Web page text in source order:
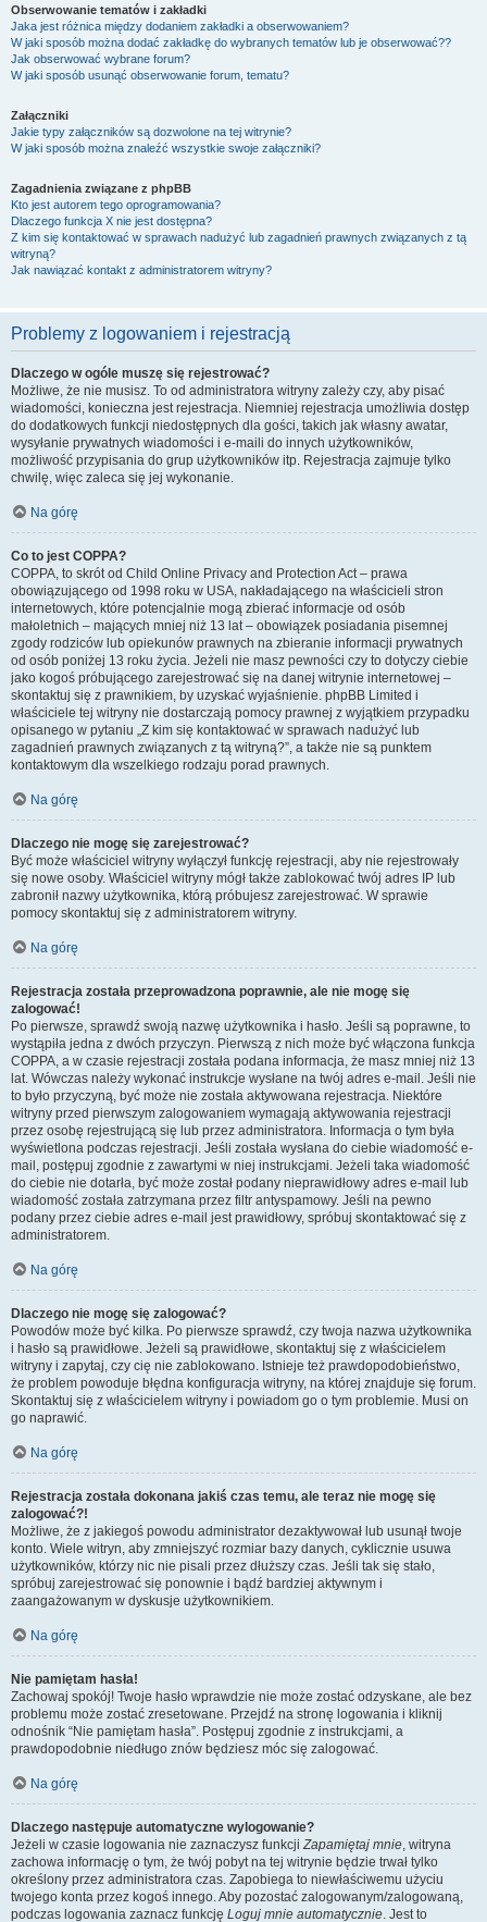
Obserwowanie tematów i zakładki
Jaka jest różnica między dodaniem zakładki a obserwowaniem?
W jaki sposób można dodać zakładkę do wybranych tematów lub je obserwować??
Jak obserwować wybrane forum?
W jaki sposób usunąć obserwowanie forum, tematu?
Załączniki
Jakie typy załączników są dozwolone na tej witrynie?
W jaki sposób można znaleźć wszystkie swoje załączniki?
Zagadnienia związane z phpBB
Kto jest autorem tego oprogramowania?
Dlaczego funkcja X nie jest dostępna?
Z kim się kontaktować w sprawach nadużyć lub zagadnień prawnych związanych z tą
witryną?
Jak nawiązać kontakt z administratorem witryny?
Problemy z logowaniem i rejestracją
Dlaczego w ogóle muszę się rejestrować?
Możliwe, że nie musisz. To od administratora witryny zależy czy, aby pisać
wiadomości, konieczna jest rejestracja. Niemniej rejestracja umożliwia dostęp
do dodatkowych funkcji niedostępnych dla gości, takich jak własny awatar,
wysyłanie prywatnych wiadomości i e-maili do innych użytkowników,
możliwość przypisania do grup użytkowników itp. Rejestracja zajmuje tylko
chwilę, więc zaleca się jej wykonanie.
Na górę
Co to jest COPPA?
COPPA, to skrót od Child Online Privacy and Protection Act – prawa
obowiązującego od 1998 roku w USA, nakładającego na właścicieli stron
internetowych, które potencjalnie mogą zbierać informacje od osób
małoletnich – mających mniej niż 13 lat – obowiązek posiadania pisemnej
zgody rodziców lub opiekunów prawnych na zbieranie informacji prywatnych
od osób poniżej 13 roku życia. Jeżeli nie masz pewności czy to dotyczy ciebie
jako kogoś próbującego zarejestrować się na danej witrynie internetowej –
skontaktuj się z prawnikiem, by uzyskać wyjaśnienie. phpBB Limited i
właściciele tej witryny nie dostarczają pomocy prawnej z wyjątkiem przypadku
opisanego w pytaniu „Z kim się kontaktować w sprawach nadużyć lub
zagadnień prawnych związanych z tą witryną?”, a także nie są punktem
kontaktowym dla wszelkiego rodzaju porad prawnych.
Na górę
Dlaczego nie mogę się zarejestrować?
Być może właściciel witryny wyłączył funkcję rejestracji, aby nie rejestrowały
się nowe osoby. Właściciel witryny mógł także zablokować twój adres IP lub
zabronił nazwy użytkownika, którą próbujesz zarejestrować. W sprawie
pomocy skontaktuj się z administratorem witryny.
Na górę
Rejestracja została przeprowadzona poprawnie, ale nie mogę się
zalogować!
Po pierwsze, sprawdź swoją nazwę użytkownika i hasło. Jeśli są poprawne, to
wystąpiła jedna z dwóch przyczyn. Pierwszą z nich może być włączona funkcja
COPPA, a w czasie rejestracji została podana informacja, że masz mniej niż 13
lat. Wówczas należy wykonać instrukcje wysłane na twój adres e-mail. Jeśli nie
to było przyczyną, być może nie została aktywowana rejestracja. Niektóre
witryny przed pierwszym zalogowaniem wymagają aktywowania rejestracji
przez osobę rejestrującą się lub przez administratora. Informacja o tym była
wyświetlona podczas rejestracji. Jeśli została wysłana do ciebie wiadomość e-
mail, postępuj zgodnie z zawartymi w niej instrukcjami. Jeżeli taka wiadomość
do ciebie nie dotarła, być może został podany nieprawidłowy adres e-mail lub
wiadomość została zatrzymana przez filtr antyspamowy. Jeśli na pewno
podany przez ciebie adres e-mail jest prawidłowy, spróbuj skontaktować się z
administratorem.
Na górę
Dlaczego nie mogę się zalogować?
Powodów może być kilka. Po pierwsze sprawdź, czy twoja nazwa użytkownika
i hasło są prawidłowe. Jeżeli są prawidłowe, skontaktuj się z właścicielem
witryny i zapytaj, czy cię nie zablokowano. Istnieje też prawdopodobieństwo,
że problem powoduje błędna konfiguracja witryny, na której znajduje się forum.
Skontaktuj się z właścicielem witryny i powiadom go o tym problemie. Musi on
go naprawić.
Na górę
Rejestracja została dokonana jakiś czas temu, ale teraz nie mogę się
zalogować?!
Możliwe, że z jakiegoś powodu administrator dezaktywował lub usunął twoje
konto. Wiele witryn, aby zmniejszyć rozmiar bazy danych, cyklicznie usuwa
użytkowników, którzy nic nie pisali przez dłuższy czas. Jeśli tak się stało,
spróbuj zarejestrować się ponownie i bądź bardziej aktywnym i
zaangażowanym w dyskusje użytkownikiem.
Na górę
Nie pamiętam hasła!
Zachowaj spokój! Twoje hasło wprawdzie nie może zostać odzyskane, ale bez
problemu może zostać zresetowane. Przejdź na stronę logowania i kliknij
odnośnik “Nie pamiętam hasła”. Postępuj zgodnie z instrukcjami, a
prawdopodobnie niedługo znów będziesz móc się zalogować.
Na górę
Dlaczego następuje automatyczne wylogowanie?
Jeżeli w czasie logowania nie zaznaczysz funkcjiZapamiętaj mnie, witryna
zachowa informację o tym, że twój pobyt na tej witrynie będzie trwał tylko
określony przez administratora czas. Zapobiega to niewłaściwemu użyciu
twojego konta przez kogoś innego. Aby pozostać zalogowanym/zalogowaną,
podczas logowania zaznacz funkcję Loguj mnie automatycznie. Jest to